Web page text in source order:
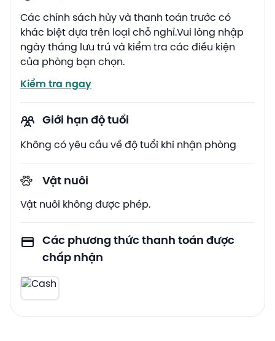
Các chính sách hủy và thanh toán trước có
khác biệt dựa trên loại chỗ nghỉ.Vui lòng nhập
ngày tháng lưu trú và kiểm tra các điều kiện
của phòng bạn chọn.
Kiểm tra ngay
Giới hạn độ tuổi
Không có yêu cầu về độ tuổi khi nhận phòng
Vật nuôi
Vật nuôi không được phép.
Các phương thức thanh toán được
chấp nhận